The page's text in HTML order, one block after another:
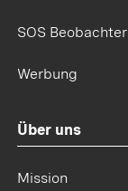
SOS Beobachter
Werbung
Über uns
Mission